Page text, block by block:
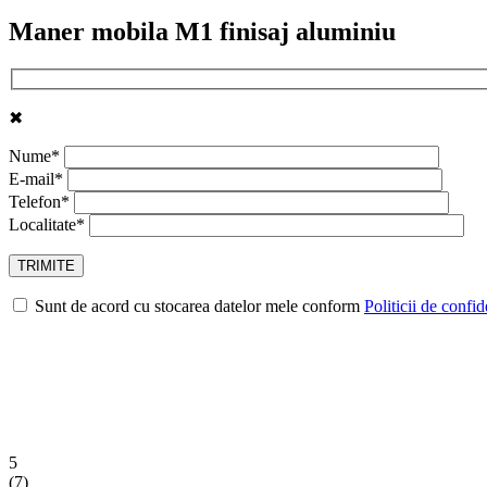
Maner mobila M1 finisaj aluminiu
✖
Nume*
E-mail*
Telefon*
Localitate*
Sunt de acord cu stocarea datelor mele conform Politicii de
5
(7)